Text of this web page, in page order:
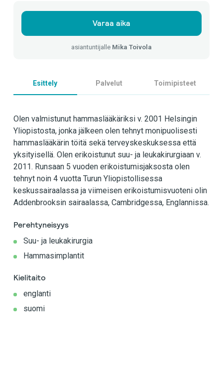
Varaa aika
asiantuntijalle Mika Toivola
Esittely Palvelut Toimipisteet
Olen valmistunut hammaslääkäriksi v. 2001 Helsingin
Yliopistosta, jonka jälkeen olen tehnyt monipuolisesti
hammaslääkärin töitä sekä terveyskeskuksessa että
yksityisellä. Olen erikoistunut suu- ja leukakirurgiaan v.
2011. Runsaan 5 vuoden erikoistumisjaksosta olen
tehnyt noin 4 vuotta Turun Yliopistollisessa
keskussairaalassa ja viimeisen erikoistumisvuoteni olin
Addenbrooksin sairaalassa, Cambridgessa, Englannissa.
Perehtyneisyys
Suu- ja leukakirurgia
Hammasimplantit
Kielitaito
englanti
suomi